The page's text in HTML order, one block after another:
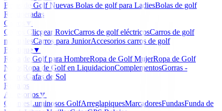
Bolas de Golf Nuevas Bolas de golf para LadiesBolas de golf
Recuperadas
Carros
Carros Clicgear RovicCarros de golf eléctricosCarros de golf
manualesCarros para JuniorAccesorios carros de golf
Boutique▼
Ropa de Golf para HombreRopa de Golf MujerRopa de Golf
Niños
Ropa de Golf en LiquidacionComplementosGorras -
GorrosGafas de Sol
Regalos
Accesorios▼
Guantes Luminosos GolfArreglapiquesMarcadoresFundasFunda de